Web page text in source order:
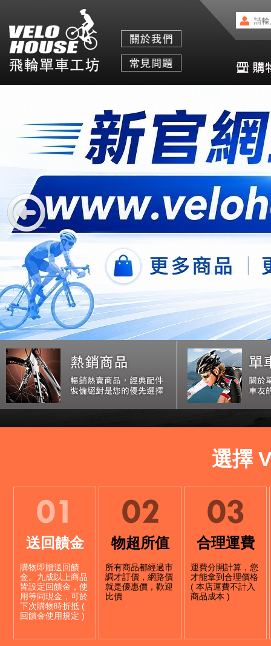
選擇
送回饋金
購物即贈送回饋
金。九成以上商品
皆設定回饋金，使
用等同現金，可於
下次購物時折抵 (
回饋金使用規定 )
物超所值
所有商品都經過市
調才訂價，網路價
就是優惠價，歡迎
比價
合理運費
運費分開計算，您
才能拿到合理價格
( 本店運費不計入
商品成本 )